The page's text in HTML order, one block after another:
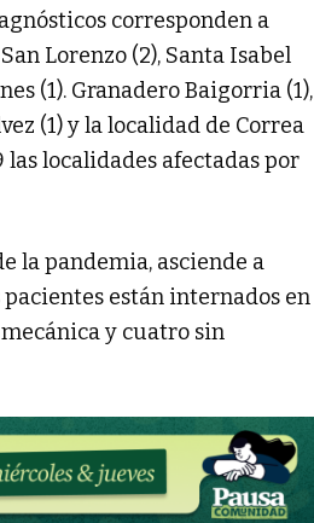
corresponden a
Lorenzo (2), Santa Isabel
(1). Granadero Baigorria (1),
(1) y la localidad de Correa
localidades afectadas por
la pandemia, asciende a
pacientes están internados en
y cuatro sin